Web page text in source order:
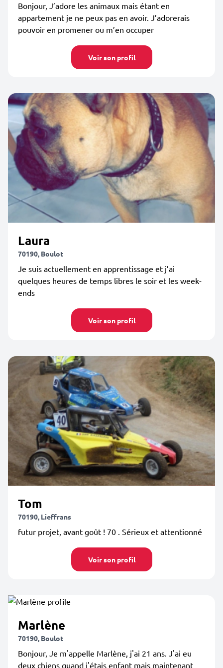
Bonjour, J’adore les animaux mais étant en
appartement je ne peux pas en avoir. J’adorerais
pouvoir en promener ou m’en occuper
Voir son profil
Laura
70190, Boulot
Je suis actuellement en apprentissage et j’ai
quelques heures de temps libres le soir et les week-
ends
Voir son profil
Tom
70190, Lieffrans
futur projet, avant goût ! 70 . Sérieux et attentionné
Voir son profil
Marlène
70190, Boulot
Bonjour, Je m'appelle Marlène, j'ai 21 ans. J'ai eu
deux chiens quand j'étais enfant mais maintenant